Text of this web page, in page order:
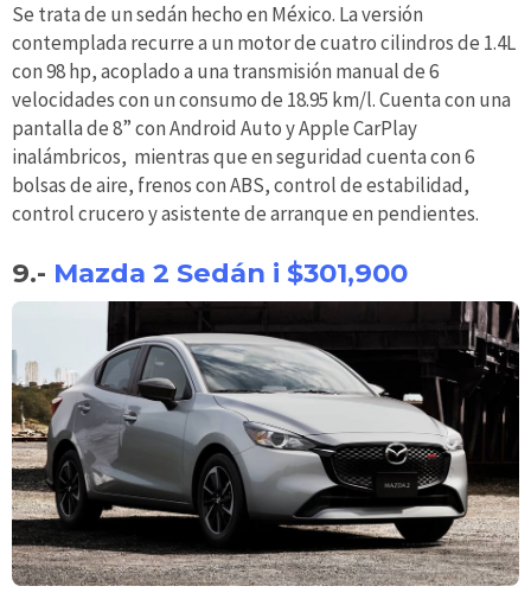
Se trata de un sedán hecho en México. La versión
contemplada recurre a un motor de cuatro cilindros de 1.4L
con 98 hp, acoplado a una transmisión manual de 6
velocidades con un consumo de ­18.95 km/l. Cuenta con una
pantalla de 8” con Android Auto y Apple CarPlay
inalámbricos, mientras que en seguridad cuenta con 6
bolsas de aire, frenos con ABS, control de estabilidad,
control crucero y asistente de arranque en pendientes.
9.- Mazda 2 Sedán i $301,900